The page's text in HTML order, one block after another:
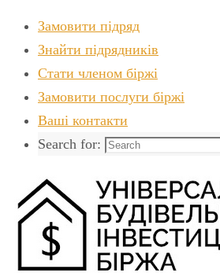
Замовити підряд
Знайти пiдрядникiв
Стати членом біржі
Замовити послуги біржі
Ваші контакти
Search for: